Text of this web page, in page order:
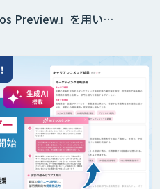
Preview」を用い…